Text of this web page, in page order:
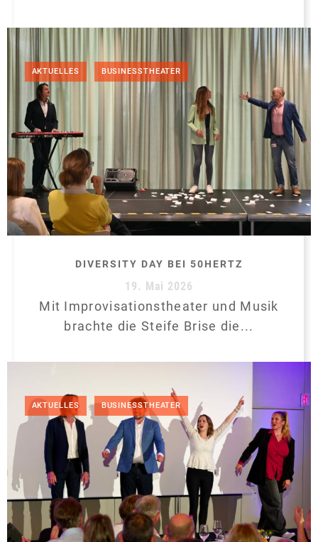
AKTUELLES BUSINESSTHEATER
DIVERSITY DAY BEI 50HERTZ
19. Mai 2026
Mit Improvisationstheater und Musik
brachte die Steife Brise die...
AKTUELLES , BUSINESSTHEATER